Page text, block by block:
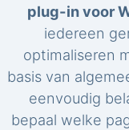
plug-in voor
iedereen
optimaliseren
basis van
eenvoudig
bepaal welke